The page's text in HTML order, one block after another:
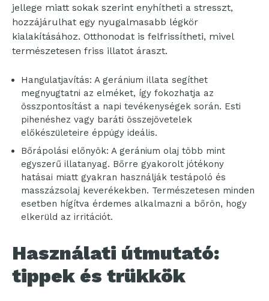
jellege miatt sokak szerint enyhítheti a stresszt,
hozzájárulhat egy nyugalmasabb légkör
kialakításához. Otthonodat is felfrissítheti, mivel
természetesen friss illatot áraszt.
Hangulatjavítás: A geránium illata segíthet
megnyugtatni az elméket, így fokozhatja az
összpontosítást a napi tevékenységek során. Esti
pihenéshez vagy baráti összejövetelek
előkészületeire éppúgy ideális.
Bőrápolási előnyök: A geránium olaj több mint
egyszerű illatanyag. Bőrre gyakorolt jótékony
hatásai miatt gyakran használják testápoló és
masszázsolaj keverékekben. Természetesen minden
esetben hígítva érdemes alkalmazni a bőrön, hogy
elkerüld az irritációt.
Használati útmutató:
tippek és trükkök